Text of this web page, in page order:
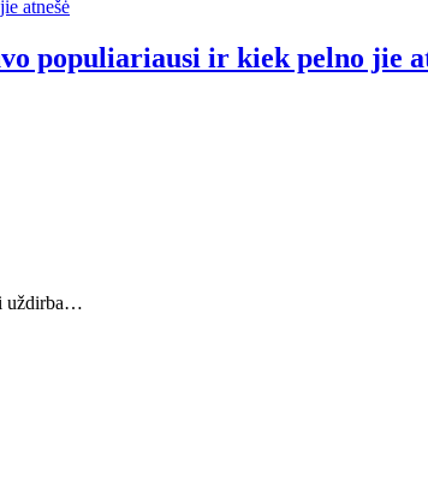
populiariausi ir kiek pelno jie
uždirba…